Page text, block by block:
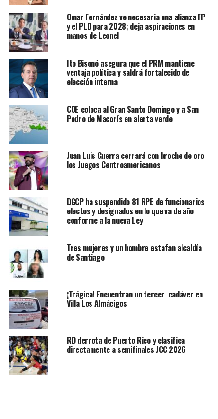
Omar Fernández ve necesaria una alianza FP
y el PLD para 2028; deja aspiraciones en
manos de Leonel
Ito Bisonó asegura que el PRM mantiene
ventaja política y saldrá fortalecido de
elección interna
COE coloca al Gran Santo Domingo y a San
Pedro de Macorís en alerta verde
Juan Luis Guerra cerrará con broche de oro
los Juegos Centroamericanos
DGCP ha suspendido 81 RPE de funcionarios
electos y designados en lo que va de año
conforme a la nueva Ley
Tres mujeres y un hombre estafan alcaldía
de Santiago
¡Trágica! Encuentran un tercer cadáver en
Villa Los Almácigos
RD derrota de Puerto Rico y clasifica
directamente a semifinales JCC 2026